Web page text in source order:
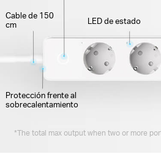
LED de estado
Cable de 150
cm
Protección frente al
sobrecalentamiento
*The total max output when two or more